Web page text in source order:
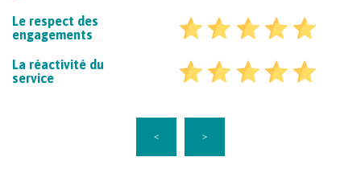
Le respect des
engagements
La réactivité du
service
< >